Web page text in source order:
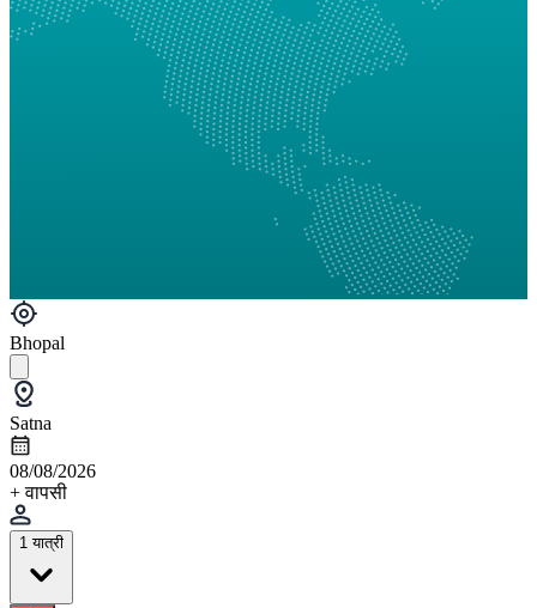
Bhopal
Satna
08/08/2026
+ वापसी
1 यात्री